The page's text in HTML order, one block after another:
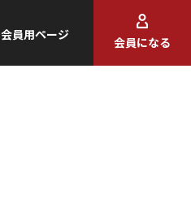
会員用ページ
会員になる